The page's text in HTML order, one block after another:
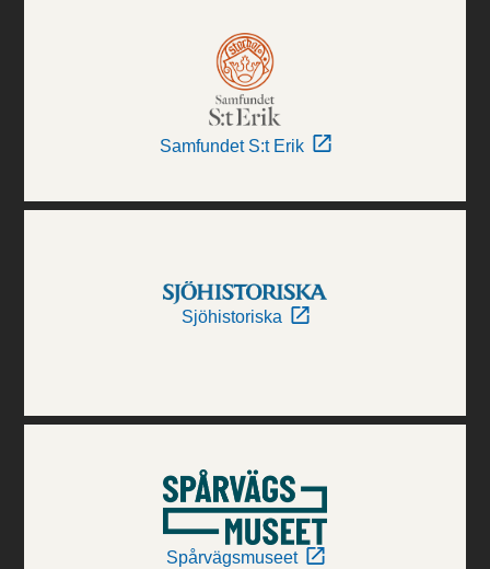
Samfundet S:t Erik
Sjöhistoriska
Spårvägsmuseet